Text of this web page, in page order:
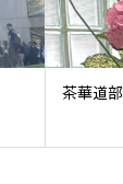
茶華道部